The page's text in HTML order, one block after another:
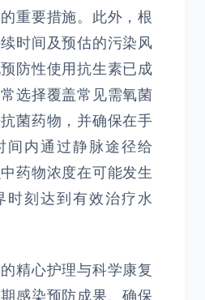
重要措施。此外，根
时间及预估的污染风
防性使用抗生素已成
选择覆盖常见需氧菌
菌药物，并确保在手
间内通过静脉途径给
药物浓度在可能发生
时刻达到有效治疗水
精心护理与科学康复
感染预防成果、确保